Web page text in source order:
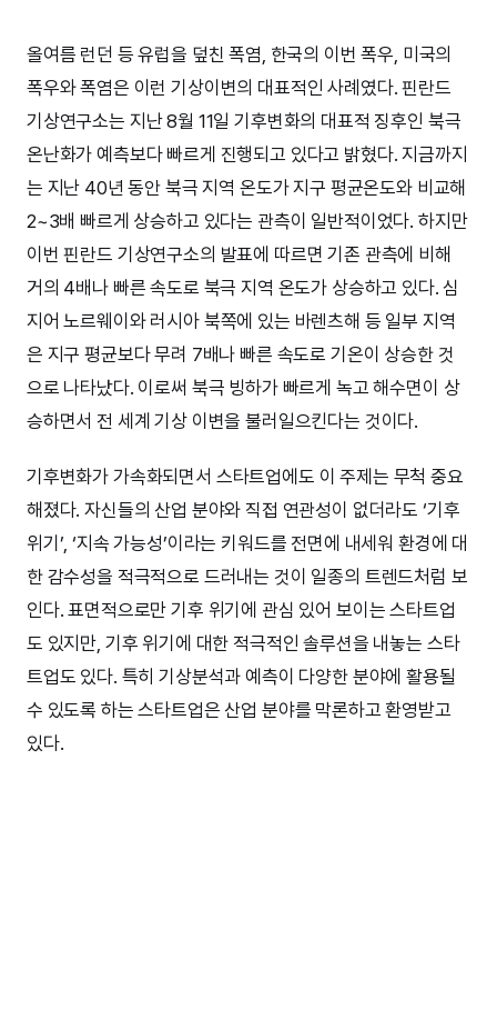
올여름 런던 등 유럽을 덮친 폭염, 한국의 이번 폭우, 미국의
폭우와 폭염은 이런 기상이변의 대표적인 사례였다. 핀란드
기상연구소는 지난 8월 11일 기후변화의 대표적 징후인 북극
온난화가 예측보다 빠르게 진행되고 있다고 밝혔다. 지금까지
는 지난 40년 동안 북극 지역 온도가 지구 평균온도와 비교해
2~3배 빠르게 상승하고 있다는 관측이 일반적이었다. 하지만
이번 핀란드 기상연구소의 발표에 따르면 기존 관측에 비해
거의 4배나 빠른 속도로 북극 지역 온도가 상승하고 있다. 심
지어 노르웨이와 러시아 북쪽에 있는 바렌츠해 등 일부 지역
은 지구 평균보다 무려 7배나 빠른 속도로 기온이 상승한 것
으로 나타났다. 이로써 북극 빙하가 빠르게 녹고 해수면이 상
승하면서 전 세계 기상 이변을 불러일으킨다는 것이다.
기후변화가 가속화되면서 스타트업에도 이 주제는 무척 중요
해졌다. 자신들의 산업 분야와 직접 연관성이 없더라도 ‘기후
위기’, ‘지속 가능성’이라는 키워드를 전면에 내세워 환경에 대
한 감수성을 적극적으로 드러내는 것이 일종의 트렌드처럼 보
인다. 표면적으로만 기후 위기에 관심 있어 보이는 스타트업
도 있지만, 기후 위기에 대한 적극적인 솔루션을 내놓는 스타
트업도 있다. 특히 기상분석과 예측이 다양한 분야에 활용될
수 있도록 하는 스타트업은 산업 분야를 막론하고 환영받고
있다.